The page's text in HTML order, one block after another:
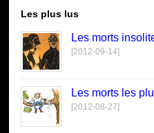
Les plus lus
Les morts
[2012-09-14]
Les morts les
[2012-08-27]